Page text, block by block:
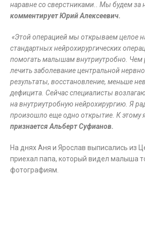
наравне со сверстниками.. Мы будем за
комментирует Юрий Алексеевич.
«Этой операцией мы открываем целое
стандартных нейрохирургических
помогать малышам внутриутробно.
лечить заболевание центральной
результаты, восстановление, меньше
дефицита. Сейчас специалисты
на внутриутробную нейрохирургию. Я
произошло еще одно открытие. К этому
признается Альберт Суфианов.
На днях Аня и Ярослав выписались из
приехал папа, который видел малыша
фотографиям.